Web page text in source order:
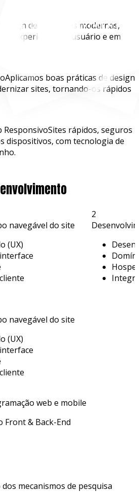
Design de interfaces modernas,
experiência do usuário e em
Aplicamos boas práticas de design
sites, tornando-os rápidos
ResponsivoSites rápidos, seguros
dispositivos, com tecnologia de
navegável do site
(UX)
2
navegável do site
(UX)
web e mobile
Front & Back-End
mecanismos de pesquisa